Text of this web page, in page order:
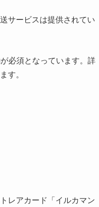
サービスは提供されてい
必須となっています。詳
す。
レアカード「イルカマン